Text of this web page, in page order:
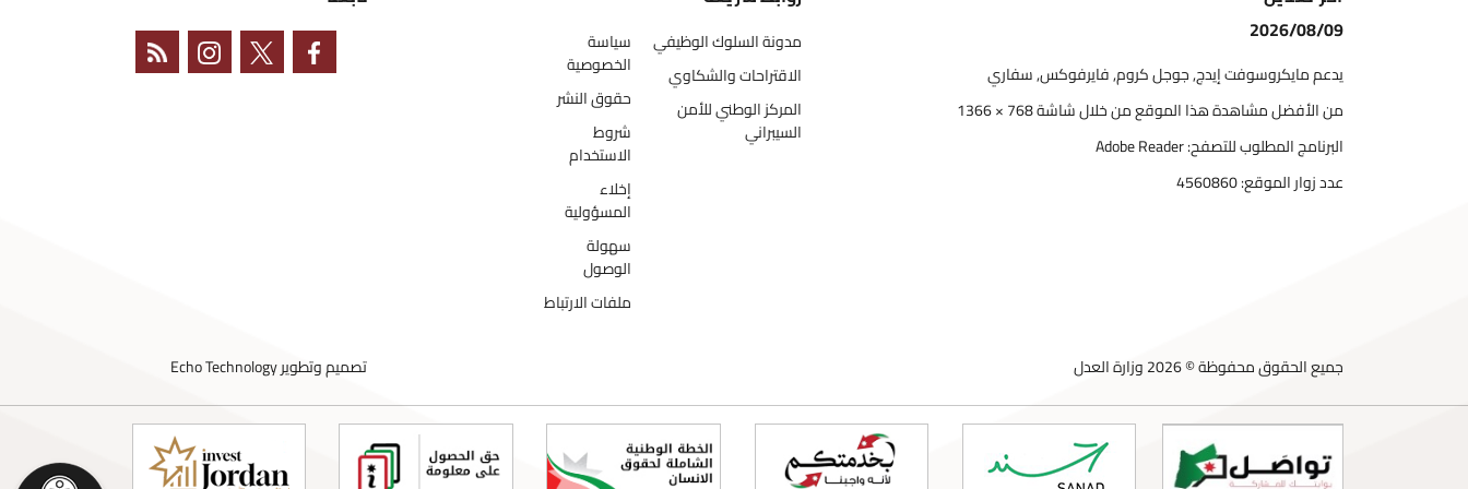
2026/08/09
يدعم مايكروسوفت إيدج, جوجل كروم, فايرفوكس, سفاري
من الأفضل مشاهدة هذا الموقع من خلال شاشة 768 × 1366
البرنامج المطلوب للتصفح: Adobe Reader
عدد زوار الموقع:4560860
مدونة السلوك الوظيفي
الاقتراحات والشكاوي
المركز الوطني للأمن
السيبراني
سياسة
الخصوصية
حقوق النشر
شروط
الاستخدام
إخلاء
المسؤولية
سهولة
الوصول
ملفات الارتباط
جميع الحقوق محفوظة © 2026 وزارة العدل تصميم وتطويرEcho Technology